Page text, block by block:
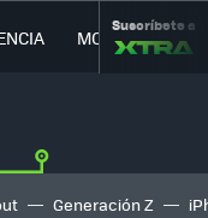
MOVILIDAD
Suscríbete a
Generación Z